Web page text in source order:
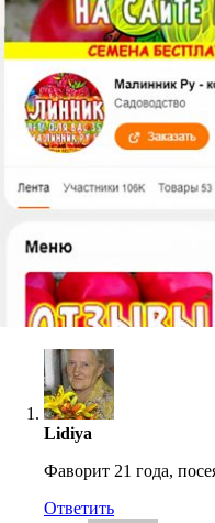
Lidiya
Фаворит 21 года,
Ответить